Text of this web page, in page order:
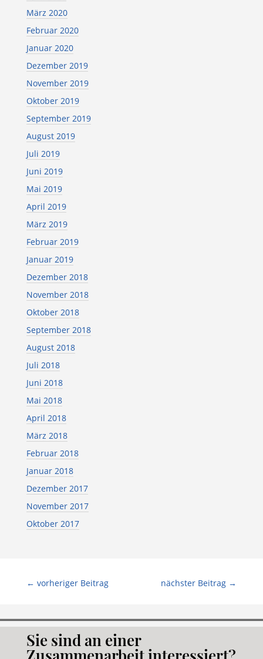
März 2020
Februar 2020
Januar 2020
Dezember 2019
November 2019
Oktober 2019
September 2019
August 2019
Juli 2019
Juni 2019
Mai 2019
April 2019
März 2019
Februar 2019
Januar 2019
Dezember 2018
November 2018
Oktober 2018
September 2018
August 2018
Juli 2018
Juni 2018
Mai 2018
April 2018
März 2018
Februar 2018
Januar 2018
Dezember 2017
November 2017
Oktober 2017
← vorheriger Beitrag nächster Beitrag →
Sie sind an einer